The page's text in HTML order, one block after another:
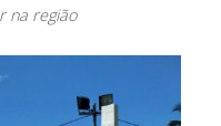
na região